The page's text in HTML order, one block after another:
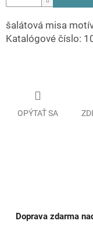
šalátová misa
Katalógové číslo:
OPÝTAŤ SA
Doprava zdarma